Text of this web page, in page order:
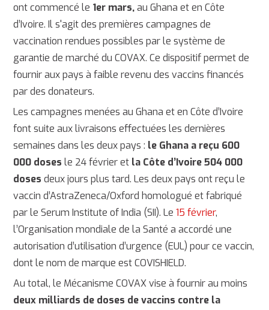
ont commencé le 1er mars,au Ghana et en Côte
d’Ivoire. Il s'agit des premières campagnes de
vaccination rendues possibles par le système de
garantie de marché du COVAX. Ce dispositif permet de
fournir aux pays à faible revenu des vaccins financés
par des donateurs.
Les campagnes menées au Ghana et en Côte d’Ivoire
font suite aux livraisons effectuées les dernières
semaines dans les deux pays : le Ghana a reçu 600
000 doses le 24 février et la Côte d’Ivoire 504 000
doses deux jours plus tard. Les deux pays ont reçu le
vaccin d’AstraZeneca/Oxford homologué et fabriqué
par le Serum Institute of India (SII). Le15 février,
l’Organisation mondiale de la Santé a accordé une
autorisation d’utilisation d’urgence (EUL) pour ce vaccin,
dont le nom de marque est COVISHIELD.
Au total, le Mécanisme COVAX vise à fournir au moins
deux milliards de doses de vaccins contre la